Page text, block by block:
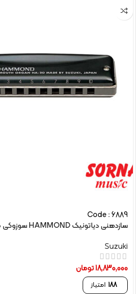
Code : 6889
سازدهنی دیاتونیک HAMMOND سوزوکی مدل HA-20C
Suzuki
18,830,000تومان
188 امتیاز